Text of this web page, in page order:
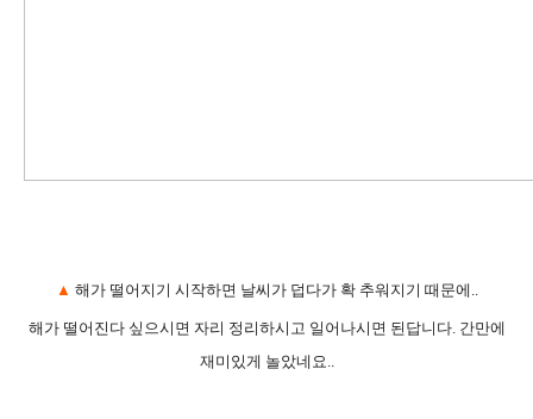
▲ 해가 떨어지기 시작하면 날씨가 덥다가 확 추워지기 때문에..
해가 떨어진다 싶으시면 자리 정리하시고 일어나시면 된답니다. 간만에
재미있게 놀았네요..